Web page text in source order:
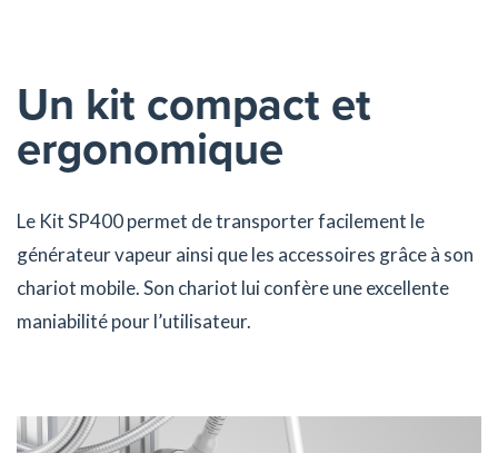
Un kit compact et
ergonomique
Le Kit SP400 permet de transporter facilement le
générateur vapeur ainsi que les accessoires grâce à son
chariot mobile. Son chariot lui confère une excellente
maniabilité pour l’utilisateur.